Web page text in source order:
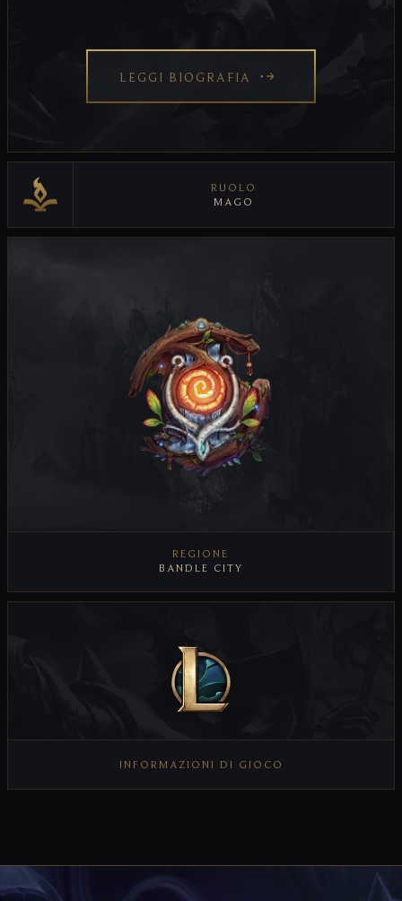
LEGGI BIOGRAFIA
RUOLO
MAGO
REGIONE
BANDLE CITY
INFORMAZIONI DI GIOCO